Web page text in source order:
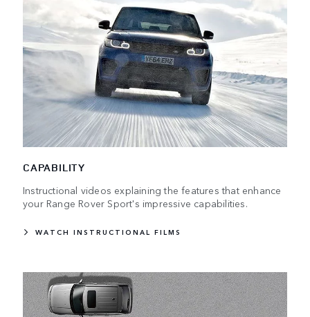
CAPABILITY
Instructional videos explaining the features that enhance
your Range Rover Sport's impressive capabilities.
WATCH INSTRUCTIONAL FILMS